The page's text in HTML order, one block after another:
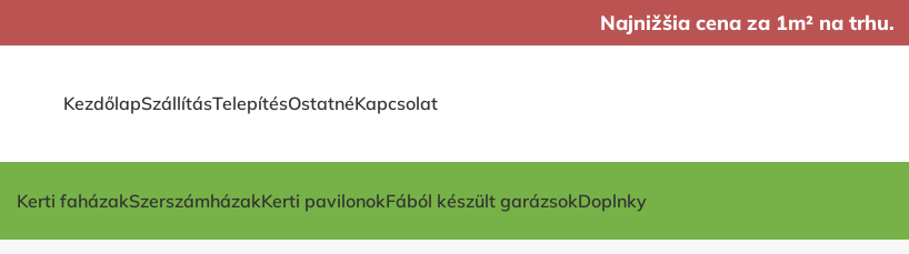
Najnižšia cena za 1m² na trhu.
KezdőlapSzállításTelepítésOstatnéKapcsolat
Kerti faházakSzerszámházakKerti pavilonokFából készült garázsokDoplnky